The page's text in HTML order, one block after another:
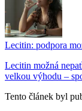
Lecitin: podpora
Lecitin možná
velkou výhodu –
Tento článek byl